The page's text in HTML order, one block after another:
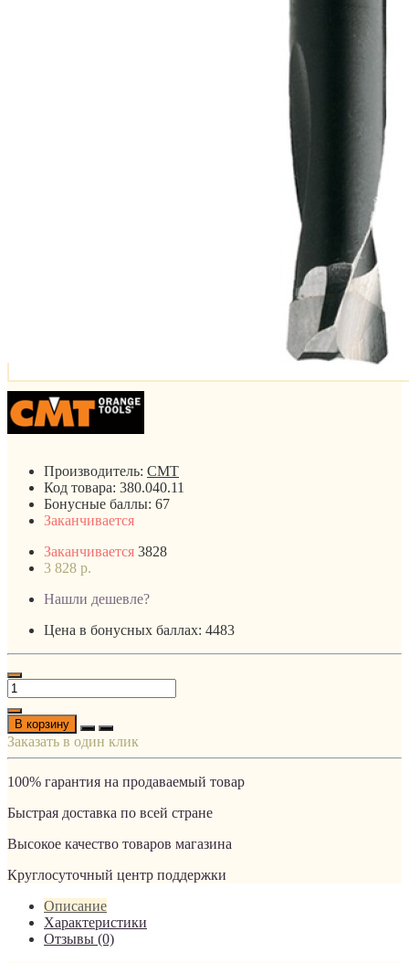
Производитель: CMT
Код товара: 380.040.11
Бонусные баллы: 67
Заканчивается
Заканчивается 3828
3 828 р.
Нашли дешевле?
Цена в бонусных баллах: 4483
В корзину
Заказать в один клик
100% гарантия на продаваемый товар
Быстрая доставка по всей стране
Высокое качество товаров магазина
Круглосуточный центр поддержки
Описание
Характеристики
Отзывы (0)